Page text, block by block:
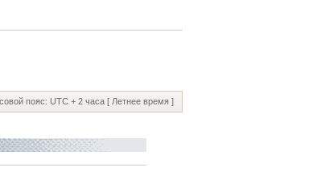
пояс: UTC + 2 часа [ Летнее время ]